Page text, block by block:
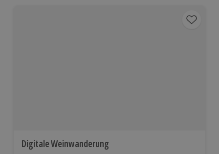
Digitale Weinwanderung